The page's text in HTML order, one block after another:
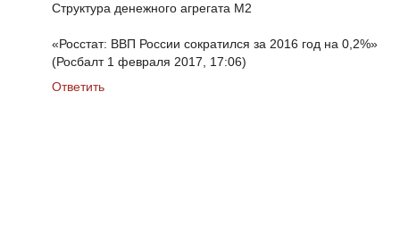
Структура денежного агрегата М2
«Росстат: ВВП России сократился за 2016 год на 0,2%»
(Росбалт 1 февраля 2017, 17:06)
Ответить